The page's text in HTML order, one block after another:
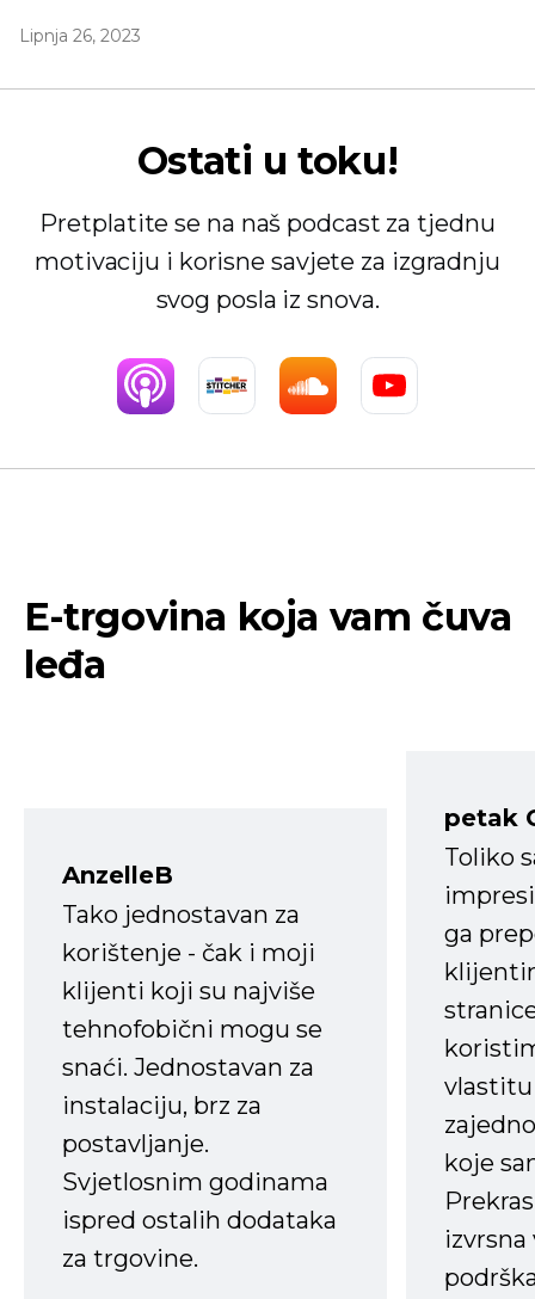
Lipnja 26, 2023
Ostati u toku!
Pretplatite se na naš podcast za tjednu
motivaciju i korisne savjete za izgradnju
svog posla iz snova.
E-trgovina koja vam čuva
leđa
AnzelleB
Tako jednostavan za
korištenje - čak i moji
klijenti koji su najviše
tehnofobični mogu se
snaći. Jednostavan za
instalaciju, brz za
postavljanje.
Svjetlosnim godinama
ispred ostalih dodataka
za trgovine.
petak
Toliko
ga
koje